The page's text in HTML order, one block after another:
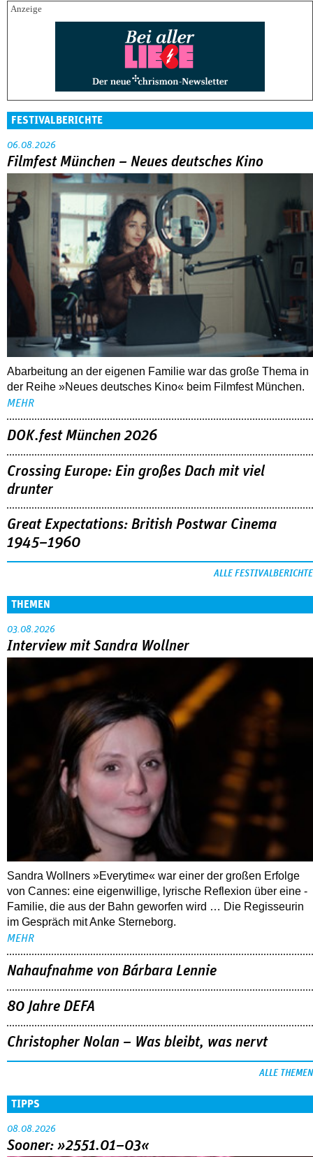
FESTIVALBERICHTE
06.08.2026
Filmfest München – Neues deutsches Kino
Abarbeitung an der eigenen Familie war das große Thema in
der Reihe »Neues deutsches Kino« beim Filmfest München.
MEHR
DOK.fest München 2026
Crossing Europe: Ein großes Dach mit viel
drunter
Great Expectations: British Postwar Cinema
1945–1960
ALLE FESTIVALBERICHTE
THEMEN
03.08.2026
Interview mit Sandra Wollner
Sandra Wollners »Everytime« war einer der großen Erfolge
von Cannes: eine eigenwillige, lyrische Reflexion über eine ­
Familie, die aus der Bahn geworfen wird … Die Regisseurin
im Gespräch mit Anke Sterneborg.
MEHR
Nahaufnahme von Bárbara Lennie
80 Jahre DEFA
Christopher Nolan – Was bleibt, was nervt
ALLE THEMEN
TIPPS
08.08.2026
Sooner: »2551.01–03«